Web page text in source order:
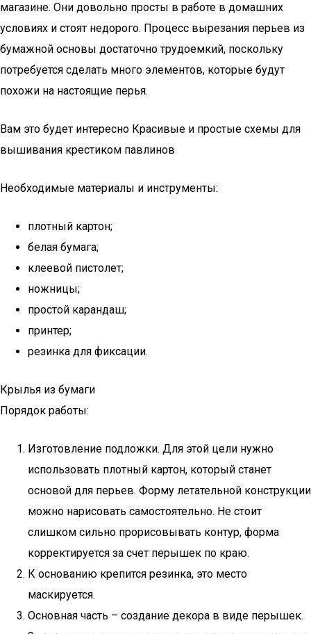
магазине. Они довольно просты в работе в домашних
условиях и стоят недорого. Процесс вырезания перьев из
бумажной основы достаточно трудоемкий, поскольку
потребуется сделать много элементов, которые будут
похожи на настоящие перья.
Вам это будет интересно Красивые и простые схемы для
вышивания крестиком павлинов
Необходимые материалы и инструменты:
плотный картон;
белая бумага;
клеевой пистолет;
ножницы;
простой карандаш;
принтер;
резинка для фиксации.
Крылья из бумаги
Порядок работы:
Изготовление подложки. Для этой цели нужно
использовать плотный картон, который станет
основой для перьев. Форму летательной конструкции
можно нарисовать самостоятельно. Не стоит
слишком сильно прорисовывать контур, форма
корректируется за счет перышек по краю.
К основанию крепится резинка, это место
маскируется.
Основная часть – создание декора в виде перышек.